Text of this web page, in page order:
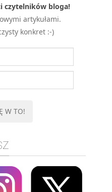
czytelników bloga!
artykułami.
konkret :-)